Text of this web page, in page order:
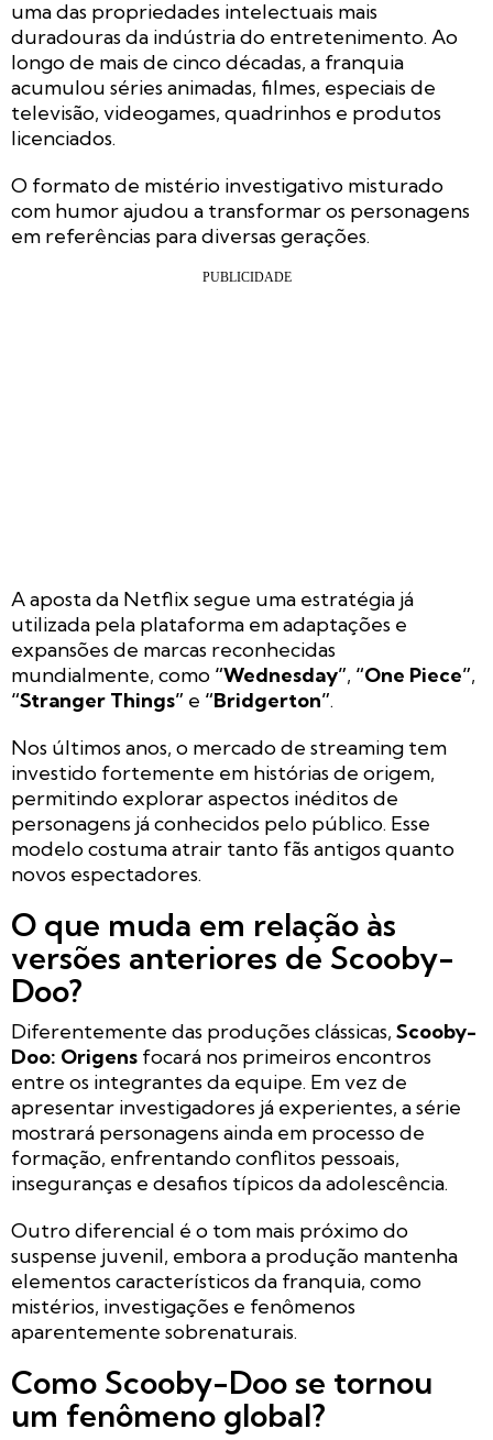
uma das propriedades intelectuais mais
duradouras da indústria do entretenimento. Ao
longo de mais de cinco décadas, a franquia
acumulou séries animadas, filmes, especiais de
televisão, videogames, quadrinhos e produtos
licenciados.
O formato de mistério investigativo misturado
com humor ajudou a transformar os personagens
em referências para diversas gerações.
A aposta da Netflix segue uma estratégia já
utilizada pela plataforma em adaptações e
expansões de marcas reconhecidas
mundialmente, como “Wednesday”, “One Piece”,
“Stranger Things” e “Bridgerton”.
Nos últimos anos, o mercado de streaming tem
investido fortemente em histórias de origem,
permitindo explorar aspectos inéditos de
personagens já conhecidos pelo público. Esse
modelo costuma atrair tanto fãs antigos quanto
novos espectadores.
O que muda em relação às
versões anteriores de Scooby-
Doo?
Diferentemente das produções clássicas, Scooby-
Doo: Origens focará nos primeiros encontros
entre os integrantes da equipe. Em vez de
apresentar investigadores já experientes, a série
mostrará personagens ainda em processo de
formação, enfrentando conflitos pessoais,
inseguranças e desafios típicos da adolescência.
Outro diferencial é o tom mais próximo do
suspense juvenil, embora a produção mantenha
elementos característicos da franquia, como
mistérios, investigações e fenômenos
aparentemente sobrenaturais.
Como Scooby-Doo se tornou
um fenômeno global?